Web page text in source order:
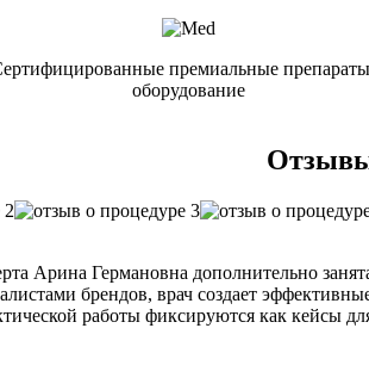
премиальные
оборудование
Арина Германовна дополнительно
брендов, врач создает
работы фиксируются как кейсы